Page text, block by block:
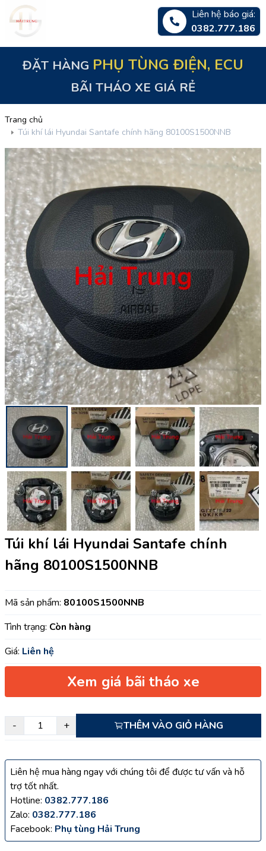
Liên hệ báo giá:
0382.777.186
ĐẶT HÀNGPHỤ TÙNG ĐIỆN, ECU
BÃI THÁO XE GIÁ RẺ
Trang chủ
Túi khí lái Hyundai Santafe chính hãng 80100S1500NNB
Túi khí lái Hyundai Santafe chính
hãng 80100S1500NNB
Mã sản phẩm: 80100S1500NNB
Tình trạng: Còn hàng
Giá: Liên hệ
Xem giá bãi tháo xe
- + THÊM VÀO GIỎ HÀNG
Liên hệ mua hàng ngay với chúng tôi để được tư vấn và hỗ
trợ tốt nhất.
Hotline: 0382.777.186
Zalo: 0382.777.186
Facebook: Phụ tùng Hải Trung